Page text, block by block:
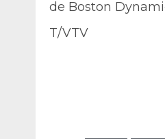
de Boston
T/VTV